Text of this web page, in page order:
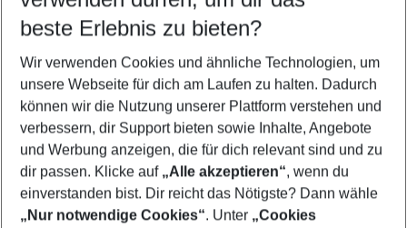
5-8 Nächte
2 Erwachsene Keine Kinder
Mehr Filter anzeigen
beste Erlebnis zu bieten?
Wir verwenden Cookies und ähnliche Technologien, um
unsere Webseite für dich am Laufen zu halten. Dadurch
können wir die Nutzung unserer Plattform verstehen und
verbessern, dir Support bieten sowie Inhalte, Angebote
und Werbung anzeigen, die für dich relevant sind und zu
dir passen. Klicke auf „Alle akzeptieren“, wenn du
einverstanden bist. Dir reicht das Nötigste? Dann wähle
„Nur notwendige Cookies“. Unter „Cookies